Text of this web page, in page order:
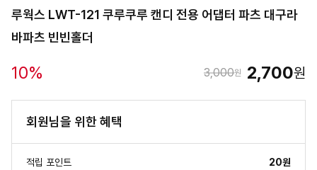
루웍스 LWT-121 쿠루쿠루 캔디 전용 어댑터 파츠 대구라
바파츠 빈빈홀더
10% 3,000원 2,700원
회원님을 위한 혜택
적립 포인트 20원